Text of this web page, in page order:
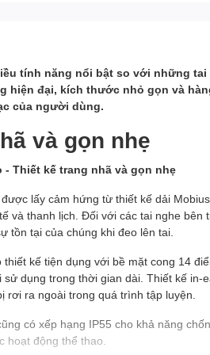
tính năng nổi bật so với những
hiện đại, kích thước nhỏ gọn và
của người dùng.
và gọn nhẹ
lấy cảm hứng từ thiết kế dải
và thanh lịch. Đối với các tai nghe bên
tồn tại của chúng khi đeo lên tai.
kế tiện dụng với bề mặt cong 14
dụng trong thời gian dài. Thiết kế in-
rơi ra ngoài trong quá trình tập luyện.
có xếp hạng IP55 cho khả năng
hoạt động thể thao.